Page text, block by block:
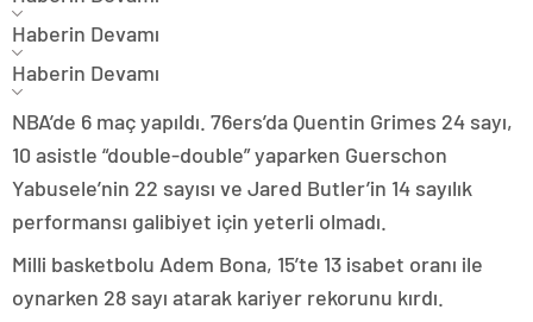
Haberin Devamı
Haberin Devamı
NBA’de 6 maç yapıldı. 76ers’da Quentin Grimes 24 sayı,
10 asistle “double-double” yaparken Guerschon
Yabusele’nin 22 sayısı ve Jared Butler’in 14 sayılık
performansı galibiyet için yeterli olmadı.
Milli basketbolu Adem Bona, 15’te 13 isabet oranı ile
oynarken 28 sayı atarak kariyer rekorunu kırdı.